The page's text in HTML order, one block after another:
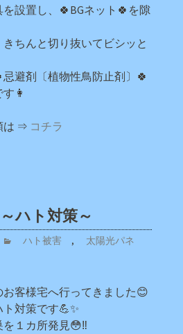
設置し、🍀BGネット🍀を隙
ちんと切り抜いてビシッと
避剤〔植物性鳥防止剤〕🍀
👩
は ⇒ コチラ
ハト対策～
ハト被害 ,
太陽光パネ
客様宅へ行ってきました😊
対策です💪✨
１カ所発見😳‼